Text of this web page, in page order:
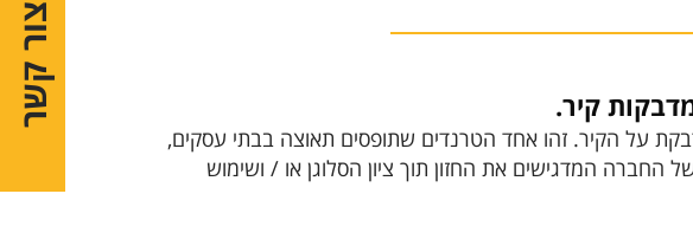
קיר.
על הקיר. זהו אחד הטרנדים שתופסים תאוצה בבתי עסקים,
המדגישים את החזון תוך ציון הסלוגן או / ושימוש
צור קשר